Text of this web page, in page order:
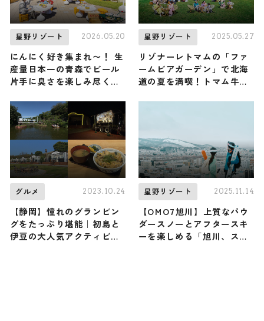
星野リゾート 2026.05.20
にんにく好き集まれ〜！ 生
産量日本一の青森でビール
片手に臭さを楽しみ尽くす
931』が今年も開催 / 青森
屋 by 星野リゾート
星野リゾート 2025.05.27
リゾナーレトマムの「ファ
ームビアガーデン」で北海
道の夏を満喫！トマム牛乳
グルメ 2023.10.24
【静岡】憧れのグランピン
グをたっぷり堪能｜初島と
伊豆の大人気アクティビテ
星野リゾート 2025.11.14
【OMO7旭川】上質なパウ
ダースノーとアフタースキ
ーを楽しめる「旭川、スキ